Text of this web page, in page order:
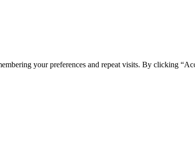
your preferences and repeat visits. By clicking